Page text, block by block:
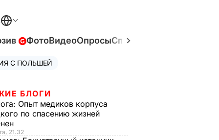
ФотоВидеоОпросыСпецпроекты
С ПОЛЬШЕЙ
БЛОГИ
Опыт медиков корпуса
по спасению жизней
21.32